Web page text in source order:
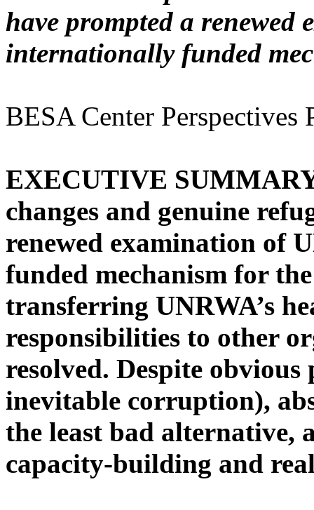
have prompted a
internationally funded
BESA Center
EXECUTIVE
changes and genuine
renewed examination of
funded mechanism for
transferring UNRWA’s
responsibilities to other
resolved. Despite
inevitable corruption),
the least bad alternative,
capacity-building and